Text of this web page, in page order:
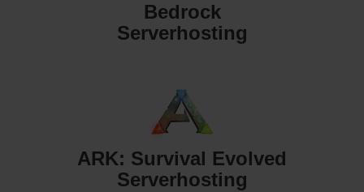
Bedrock
Serverhosting
ARK: Survival Evolved
Serverhosting